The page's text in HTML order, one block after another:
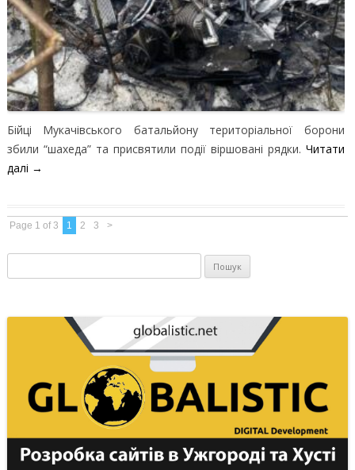
Бійці Мукачівського батальйону територіальної борони
збили “шахеда” та присвятили події віршовані рядки. Читати
далі →
Page 1 of 3 1 2 3 >